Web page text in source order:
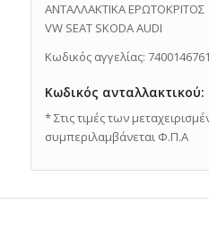
ΑΝΤΑΛΛΑΚΤΙΚΑ ΕΡΩΤΟΚΡΙΤΟΣ
VW SEAT SKODA AUDI
Κωδικός αγγελίας:
Κωδικός ανταλλακτικού:
* Στις τιμές των
συμπεριλαμβάνεται Φ.Π.Α